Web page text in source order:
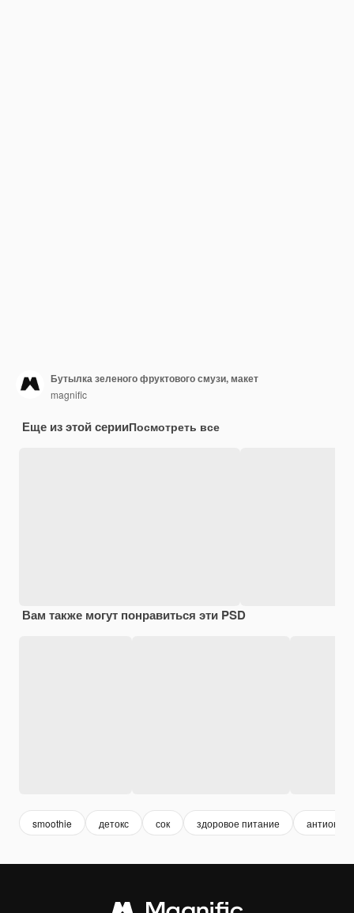
Бутылка зеленого фруктового смузи, макет
magnific
Еще из этой серииПосмотреть все
Вам также могут понравиться эти PSD
smoothie детокс сок здоровое питание